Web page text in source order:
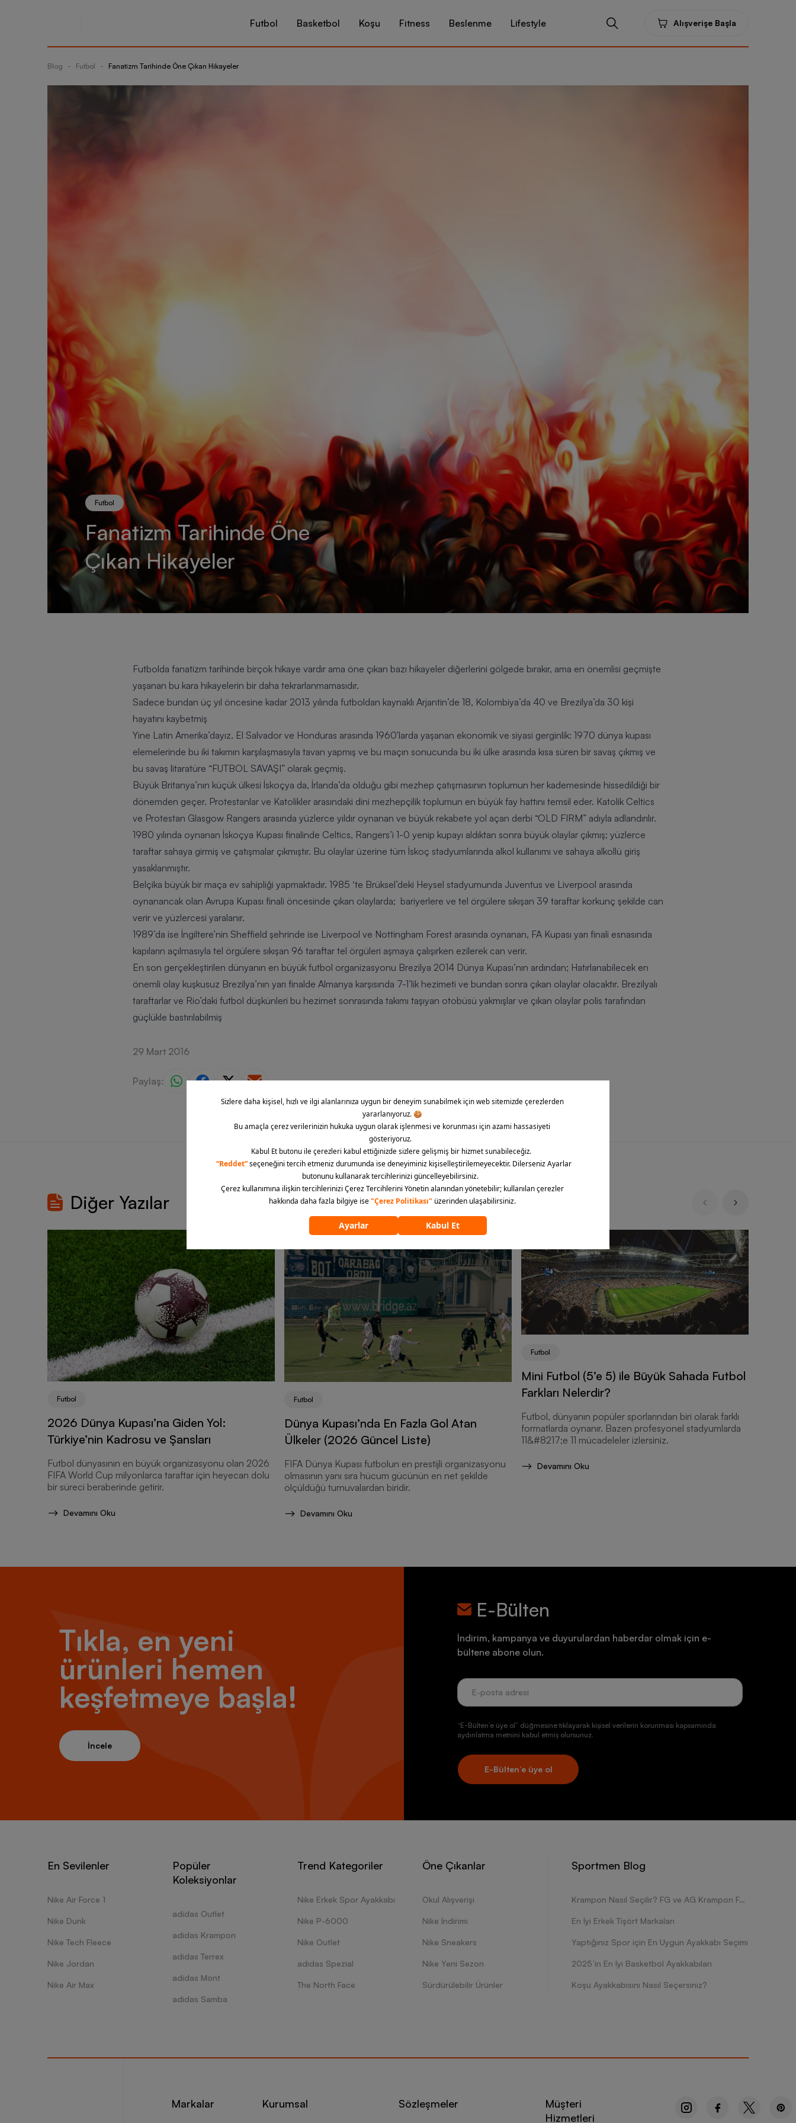
Futbol Basketbol Koşu Fitness Beslenme Lifestyle Alışverişe Başla
Blog - Futbol - Fanatizm Tarihinde Öne Çıkan Hikayeler
Futbol
Fanatizm Tarihinde Öne
Çıkan Hikayeler
Futbolda fanatizm tarihinde birçok hikaye vardır ama öne çıkan bazı hikayeler diğerlerini gölgede bırakır, ama en önemlisi geçmişte
yaşanan bu kara hikayelerin bir daha tekrarlanmamasıdır.
Sadece bundan üç yıl öncesine kadar 2013 yılında futboldan kaynaklı Arjantin’de 18, Kolombiya’da 40 ve Brezilya’da 30 kişi
hayatını kaybetmiş
Yine Latin Amerika’dayız. El Salvador ve Honduras arasında 1960’larda yaşanan ekonomik ve siyasi gerginlik: 1970 dünya kupası
elemelerinde bu iki takımın karşılaşmasıyla tavan yapmış ve bu maçın sonucunda bu iki ülke arasında kısa süren bir savaş çıkmış ve
bu savaş litaratüre “FUTBOL SAVAŞI” olarak geçmiş.
Büyük Britanya’nın küçük ülkesi İskoçya da, İrlanda’da olduğu gibi mezhep çatışmasının toplumun her kademesinde hissedildiği bir
dönemden geçer. Protestanlar ve Katolikler arasındaki dini mezhepçilik toplumun en büyük fay hattını temsil eder. Katolik Celtics
ve Protestan Glasgow Rangers arasında yüzlerce yıldır oynanan ve büyük rekabete yol açan derbi “OLD FIRM” adıyla adlandırılır.
1980 yılında oynanan İskoçya Kupası finalinde Celtics, Rangers’i 1-0 yenip kupayı aldıktan sonra büyük olaylar çıkmış; yüzlerce
taraftar sahaya girmiş ve çatışmalar çıkmıştır. Bu olaylar üzerine tüm İskoç stadyumlarında alkol kullanımı ve sahaya alkollü giriş
yasaklanmıştır.
Belçika büyük bir maça ev sahipliği yapmaktadır. 1985 ‘te Brüksel’deki Heysel stadyumunda Juventus ve Liverpool arasında
oynanancak olan Avrupa Kupası finali öncesinde çıkan olaylarda; bariyerlere ve tel örgülere sıkışan 39 taraftar korkunç şekilde can
verir ve yüzlercesi yaralanır.
1989’da ise İngiltere’nin Sheffield şehrinde ise Liverpool ve Nottingham Forest arasında oynanan, FA Kupası yarı finali esnasında
kapıların açılmasıyla tel örgülere sıkışan 96 taraftar tel örgüleri aşmaya çalışırken ezilerek can verir.
En son gerçekleştirilen dünyanın en büyük futbol organizasyonu Brezilya 2014 Dünya Kupası’nın ardından; Hatırlanabilecek en
önemli olay kuşkusuz Brezilya’nın yarı finalde Almanya karşısında 7-1’lik hezimeti ve bundan sonra çıkan olaylar olacaktır. Brezilyalı
taraftarlar ve Rio’daki futbol düşkünleri bu hezimet sonrasında takımı taşıyan otobüsü yakmışlar ve çıkan olaylar polis tarafından
güçlükle bastırılabilmiş
29 Mart 2016
Paylaş:
Diğer Yazılar
Futbol
2026 Dünya Kupası’na Giden Yol:
Türkiye’nin Kadrosu ve Şansları
Futbol dünyasının en büyük organizasyonu olan 2026
FIFA World Cup milyonlarca taraftar için heyecan dolu
bir süreci beraberinde getirir.
Devamını Oku
Futbol
Dünya Kupası’nda En Fazla Gol Atan
Ülkeler (2026 Güncel Liste)
FIFA Dünya Kupası futbolun en prestijli organizasyonu
olmasının yanı sıra hücum gücünün en net şekilde
ölçüldüğü turnuvalardan biridir.
Devamını Oku
Futbol
Mini Futbol (5’e 5) ile Büyük Sahada Futbol
Farkları Nelerdir?
Futbol, dünyanın popüler sporlarından biri olarak farklı
formatlarda oynanır. Bazen profesyonel stadyumlarda
11&#8217;e 11 mücadeleler izlersiniz.
Devamını Oku
Tıkla, en yeni
ürünleri hemen
keşfetmeye başla!
İncele
E-Bülten
İndirim, kampanya ve duyurulardan haberdar olmak için e-
bültene abone olun.
“E-Bülten’e üye ol” düğmesine tıklayarak kişisel verilerin korunması kapsamında
aydınlatma metnini kabul etmiş olursunuz.
E-Bülten’e üye ol
En Sevilenler
Nike Air Force 1
Nike Dunk
Nike Tech Fleece
Nike Jordan
Nike Air Max
Popüler
Koleksiyonlar
adidas Outlet
adidas Krampon
adidas Terrex
adidas Mont
adidas Samba
Trend Kategoriler
Nike Erkek Spor Ayakkabı
Nike P-6000
Nike Outlet
adidas Spezial
The North Face
Öne Çıkanlar
Okul Alışverişi
Nike İndirimi
Nike Sneakers
Nike Yeni Sezon
Sürdürülebilir Ürünler
Sportmen Blog
Krampon Nasıl Seçilir? FG ve AG Krampon Farkları Nelerdir?
En İyi Erkek Tişört Markaları
Yaptığınız Spor için En Uygun Ayakkabı Seçimi
2025’in En İyi Basketbol Ayakkabıları
Koşu Ayakkabısını Nasıl Seçersiniz?
Markalar Kurumsal Sözleşmeler
Müşteri
Hizmetleri